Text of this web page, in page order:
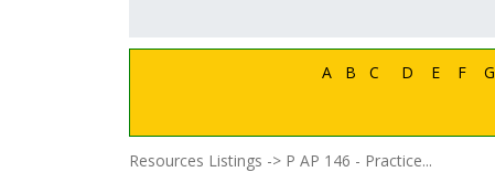
A B C D E F G
Resources Listings -> P AP 146 - Practice...